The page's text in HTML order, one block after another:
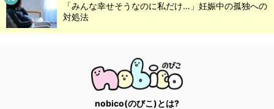
「みんな幸せそうなのに私だけ…」妊娠中の孤独への
対処法
nobico(のびこ)とは?